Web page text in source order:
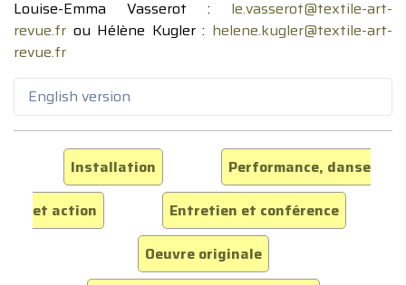
Louise-Emma Vasserot : le.vasserot@textile-art-
revue.fr ou Hélène Kugler : helene.kugler@textile-art-
revue.fr
English version
Installation
Performance, danse
et action
Entretien et conférence
Oeuvre originale